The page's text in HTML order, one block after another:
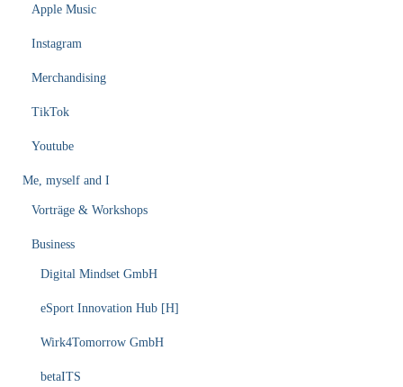
Apple Music
Instagram
Merchandising
TikTok
Youtube
Me, myself and I
Vorträge & Workshops
Business
Digital Mindset GmbH
eSport Innovation Hub [H]
Wirk4Tomorrow GmbH
betaITS